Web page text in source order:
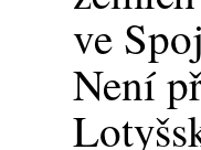
ve
Není